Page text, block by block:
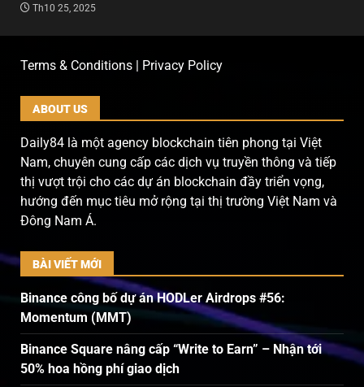
Th10 25, 2025
Terms & Conditions | Privacy Policy
ABOUT US
Daily84 là một agency blockchain tiên phong tại Việt
Nam, chuyên cung cấp các dịch vụ truyền thông và tiếp
thị vượt trội cho các dự án blockchain đầy triển vọng,
hướng đến mục tiêu mở rộng tại thị trường Việt Nam và
Đông Nam Á.
BÀI VIẾT MỚI
Binance công bố dự án HODLer Airdrops #56:
Momentum (MMT)
Binance Square nâng cấp “Write to Earn” – Nhận tới
50% hoa hồng phí giao dịch